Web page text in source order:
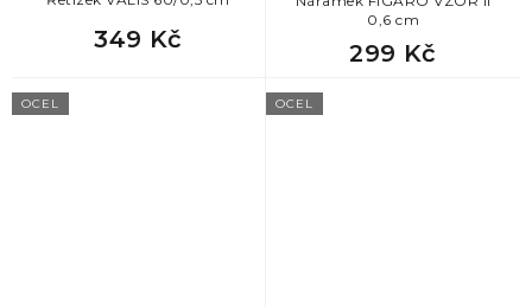
349 Kč
0,6 cm
299 Kč
OCEL OCEL